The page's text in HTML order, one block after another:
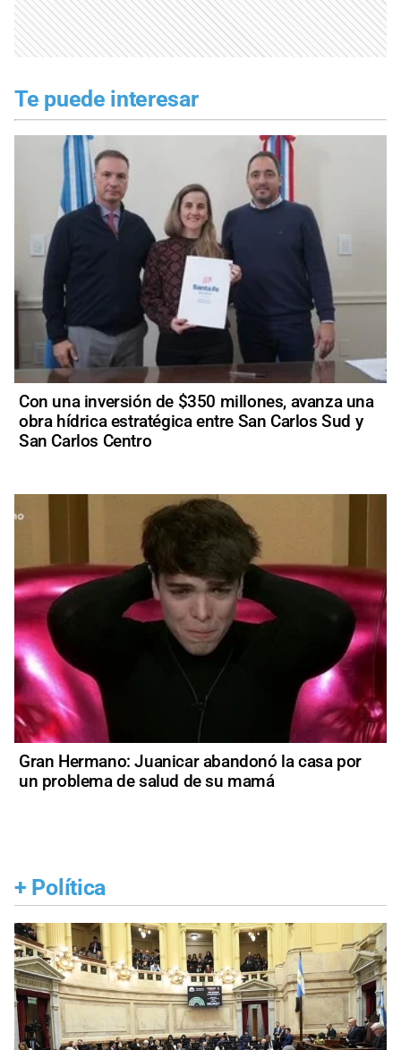
Te puede interesar
Con una inversión de $350 millones, avanza una
obra hídrica estratégica entre San Carlos Sud y
San Carlos Centro
Gran Hermano: Juanicar abandonó la casa por
un problema de salud de su mamá
+ Política